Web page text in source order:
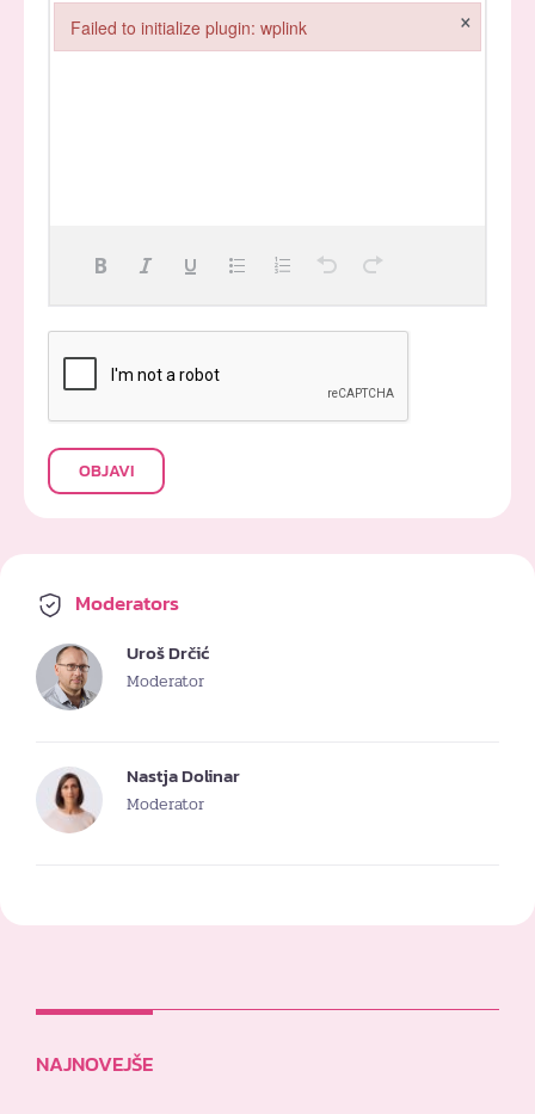
OBJAVI
Moderators
Uroš Drčić
Moderator
Nastja Dolinar
Moderator
NAJNOVEJŠE
Failed to initialize plugin: wplink ×
Failed to initialize plugin: wplink